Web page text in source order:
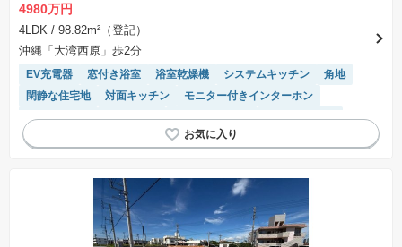
4980万円
4LDK / 98.82m²（登記）
沖縄「大湾西原」歩2分
EV充電器 窓付き浴室 浴室乾燥機 システムキッチン
角地
閑静な住宅地
対面キッチン
モニター付きインターホン
温水洗浄便座
陽当り良好 フラット35適合
トイレ2個以上